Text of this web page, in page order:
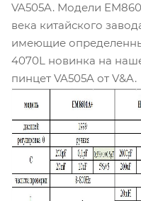
VA505A. Модели
века китайского
имеющие
4070L новинка на
пинцет VA505A от V&A.